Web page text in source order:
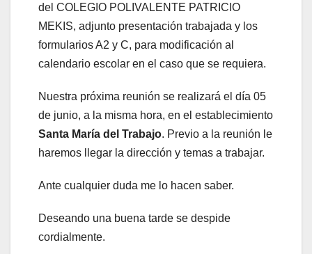
del COLEGIO POLIVALENTE PATRICIO
MEKIS, adjunto presentación trabajada y los
formularios A2 y C, para modificación al
calendario escolar en el caso que se requiera.
Nuestra próxima reunión se realizará el día 05
de junio, a la misma hora, en el establecimiento
Santa María del Trabajo. Previo a la reunión le
haremos llegar la dirección y temas a trabajar.
Ante cualquier duda me lo hacen saber.
Deseando una buena tarde se despide
cordialmente.